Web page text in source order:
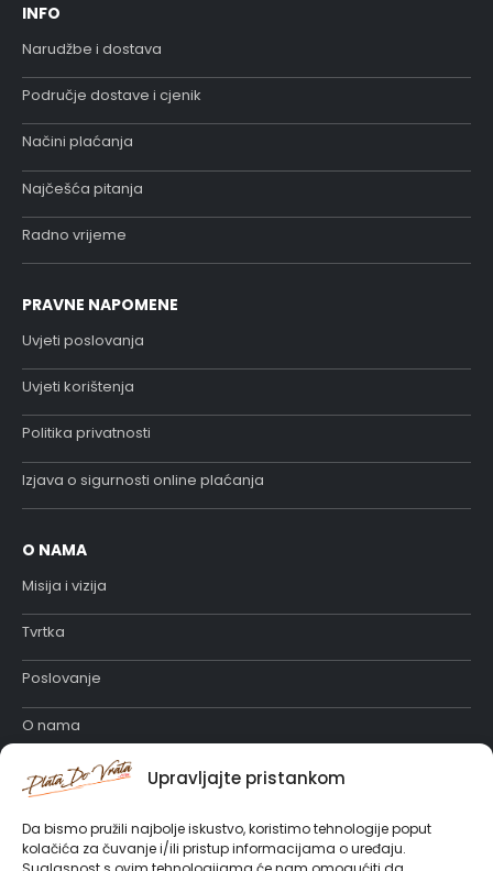
Upravljajte pristankom
Da bismo pružili najbolje iskustvo, koristimo tehnologije poput
kolačića za čuvanje i/ili pristup informacijama o uređaju.
INFO
Narudžbe i dostava
Područje dostave i cjenik
Načini plaćanja
Najčešća pitanja
Radno vrijeme
PRAVNE NAPOMENE
Uvjeti poslovanja
Uvjeti korištenja
Politika privatnosti
Izjava o sigurnosti online plaćanja
O NAMA
Misija i vizija
Tvrtka
Poslovanje
O nama
Katalog proizvoda